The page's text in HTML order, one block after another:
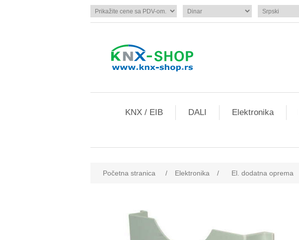
KNX / EIB DALI Elektronika
Početna stranica / Elektronika / El. dodatna oprema